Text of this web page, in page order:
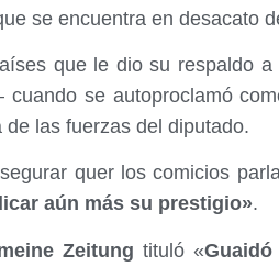
se encuentra en desacato
que le dio su respaldo a
se autoproclamó
las fuerzas del diputado.
quer los comicios
aún más su prestigio».
Zeitung tituló «Guaidó